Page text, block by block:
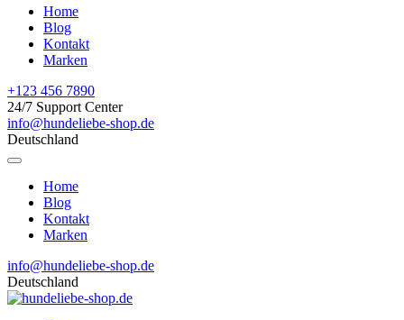
Home
Blog
Kontakt
Marken
+123 456 7890
24/7 Support Center
info@hundeliebe-shop.de
Deutschland
Home
Blog
Kontakt
Marken
info@hundeliebe-shop.de
Deutschland